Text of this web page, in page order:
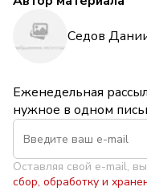
Седов
Еженедельная
нужное в одном
Оставляя свой e-mail,
сбор, обработку и